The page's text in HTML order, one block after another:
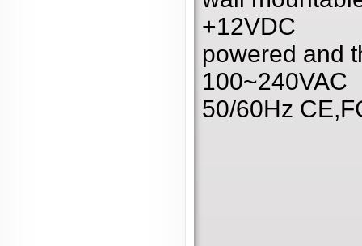
+12VDC
powered and
100~240VAC
50/60Hz